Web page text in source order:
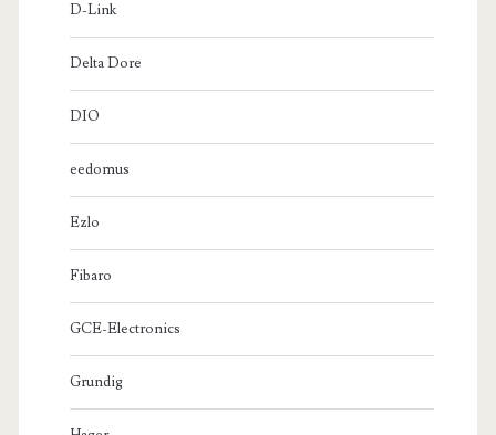
D-Link
Delta Dore
DIO
eedomus
Ezlo
Fibaro
GCE-Electronics
Grundig